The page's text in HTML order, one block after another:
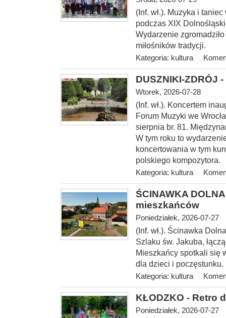
(Inf. wł.). Muzyka i
podczas XIX
Wydarzenie
miłośników tradycji.
Kategoria: kultura
DUSZNIKI-ZDRÓJ
Wtorek, 2026-07-28
(Inf. wł.). Koncertem
Forum Muzyki we
sierpnia br. 81.
W tym roku to
koncertowania w tym
polskiego kompozytora.
Kategoria: kultura
ŚCINAWKA
mieszkańców
Poniedziałek, 2026-07-27
(Inf. wł.). Ścinawka
Szlaku św. Jakuba,
Mieszkańcy spotkali się
dla dzieci i poczęstunku.
Kategoria: kultura
KŁODZKO - Retro
Poniedziałek, 2026-07-27